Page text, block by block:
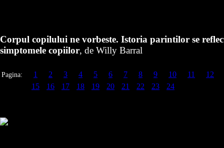
Corpul copilului ne vorbeste. Istoria parintilor se
simptomele copiilor, de Willy Barral
Pagina: 1 2 3 4 5 6 7 8 9 10 11
12
15
16 17 18 19 20 21 22 23 24